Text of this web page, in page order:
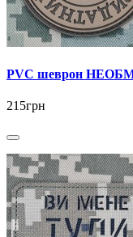
PVC шеврон
215грн